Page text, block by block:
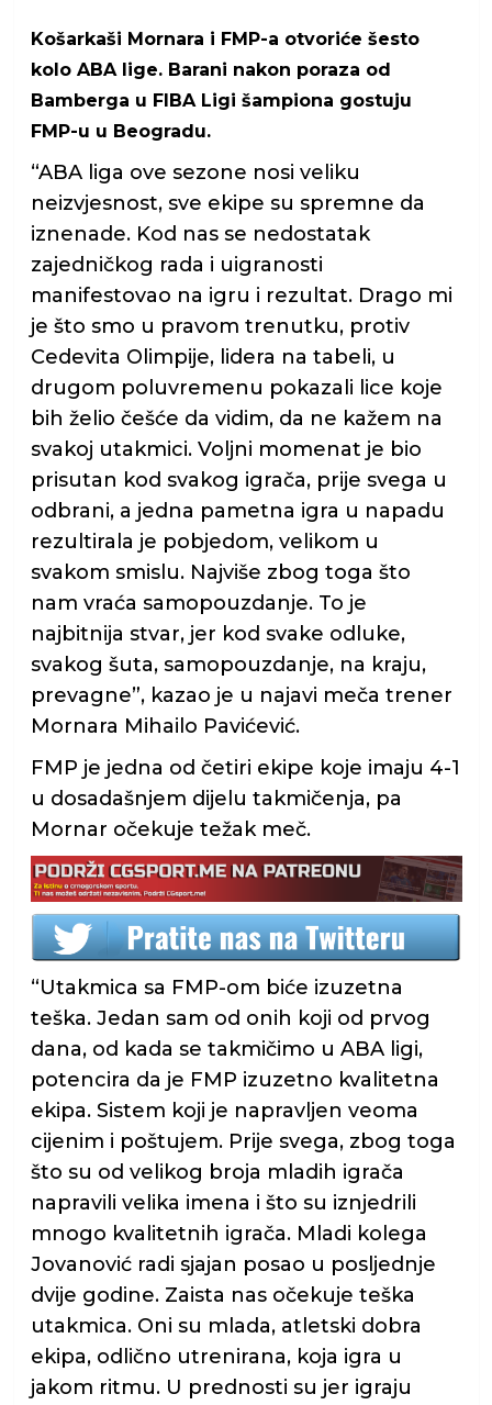
Košarkaši Mornara i FMP-a otvoriće šesto
kolo ABA lige. Barani nakon poraza od
Bamberga u FIBA Ligi šampiona gostuju
FMP-u u Beogradu.
“ABA liga ove sezone nosi veliku
neizvjesnost, sve ekipe su spremne da
iznenade. Kod nas se nedostatak
zajedničkog rada i uigranosti
manifestovao na igru i rezultat. Drago mi
je što smo u pravom trenutku, protiv
Cedevita Olimpije, lidera na tabeli, u
drugom poluvremenu pokazali lice koje
bih želio češće da vidim, da ne kažem na
svakoj utakmici. Voljni momenat je bio
prisutan kod svakog igrača, prije svega u
odbrani, a jedna pametna igra u napadu
rezultirala je pobjedom, velikom u
svakom smislu. Najviše zbog toga što
nam vraća samopouzdanje. To je
najbitnija stvar, jer kod svake odluke,
svakog šuta, samopouzdanje, na kraju,
prevagne”, kazao je u najavi meča trener
Mornara Mihailo Pavićević.
FMP je jedna od četiri ekipe koje imaju 4-1
u dosadašnjem dijelu takmičenja, pa
Mornar očekuje težak meč.
“Utakmica sa FMP-om biće izuzetna
teška. Jedan sam od onih koji od prvog
dana, od kada se takmičimo u ABA ligi,
potencira da je FMP izuzetno kvalitetna
ekipa. Sistem koji je napravljen veoma
cijenim i poštujem. Prije svega, zbog toga
što su od velikog broja mladih igrača
napravili velika imena i što su iznjedrili
mnogo kvalitetnih igrača. Mladi kolega
Jovanović radi sjajan posao u posljednje
dvije godine. Zaista nas očekuje teška
utakmica. Oni su mlada, atletski dobra
ekipa, odlično utrenirana, koja igra u
jakom ritmu. U prednosti su jer igraju